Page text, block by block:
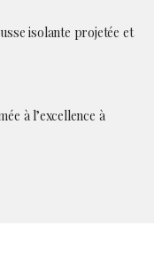
isolante projetée et
à l’excellence à